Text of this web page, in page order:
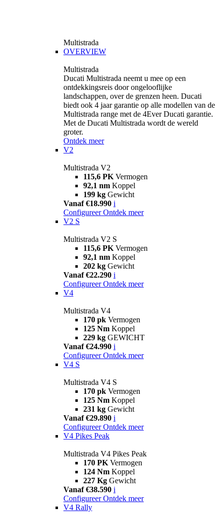
Multistrada
OVERVIEW
Multistrada
Ducati Multistrada neemt u mee op een
ontdekkingsreis door ongelooflijke
landschappen, over de grenzen heen. Ducati
biedt ook 4 jaar garantie op alle modellen van de
Multistrada range met de 4Ever Ducati garantie.
Met de Ducati Multistrada wordt de wereld
groter.
Ontdek meer
V2
Multistrada V2
115,6 PK Vermogen
92,1 nm Koppel
199 kg Gewicht
Vanaf €18.990 i
Configureer Ontdek meer
V2 S
Multistrada V2 S
115,6 PK Vermogen
92,1 nm Koppel
202 kg Gewicht
Vanaf €22.290 i
Configureer Ontdek meer
V4
Multistrada V4
170 pk Vermogen
125 Nm Koppel
229 kg GEWICHT
Vanaf €24.990 i
Configureer Ontdek meer
V4 S
Multistrada V4 S
170 pk Vermogen
125 Nm Koppel
231 kg Gewicht
Vanaf €29.890 i
Configureer Ontdek meer
V4 Pikes Peak
Multistrada V4 Pikes Peak
170 PK Vermogen
124 Nm Koppel
227 Kg Gewicht
Vanaf €38.590 i
Configureer Ontdek meer
V4 Rally